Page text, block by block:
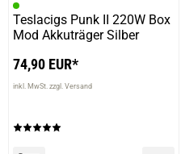
Teslacigs Punk II 220W Box
Mod Akkuträger Silber
74,90 EUR*
inkl. MwSt. zzgl. Versand